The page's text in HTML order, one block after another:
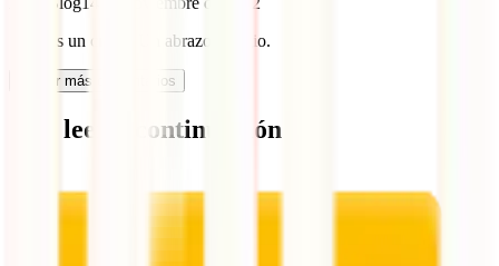
¡Sele es un crack! Un abrazo, Sergio.
Cargar más comentarios
Qué leer a continuación